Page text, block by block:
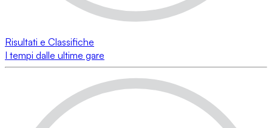
Risultati e Classifiche
I tempi dalle ultime gare